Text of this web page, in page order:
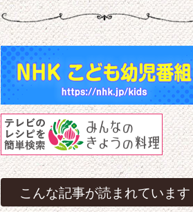
こんな記事が読まれています